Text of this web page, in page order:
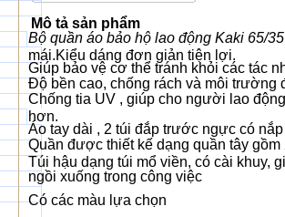
Mô tả sản phẩm
Bộ quần áo bảo hộ lao động Kaki 65/35
mái.Kiểu dáng đơn giản tiện lợi.
Giúp bảo vệ cơ thể tránh khỏi các tác
Độ bền cao, chống rách và môi trường
Chống tia UV , giúp cho người lao
hơn.
Áo tay dài , 2 túi đắp trước ngực có
Quần được thiết kế dạng quần tây
Túi hậu dạng túi mổ viền, có cài khuy,
ngồi xuống trong công việc
Có các màu lựa chọn